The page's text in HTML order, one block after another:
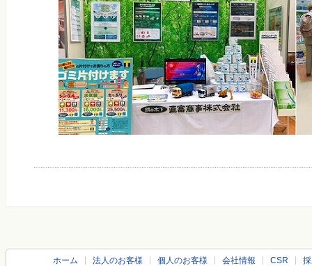
ホーム 法人のお客様 個人のお客様 会社情報 CSR